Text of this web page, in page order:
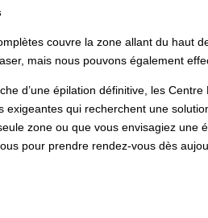
couvre la zone allant du haut
mais nous pouvons également
d’une épilation définitive, les
exigeantes qui recherchent une
zone ou que vous envisagiez une
pour prendre rendez-vous dès